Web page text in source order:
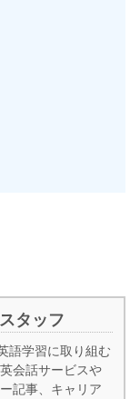
タッフ
語学習に取り組む
会話サービスや
記事、キャリア